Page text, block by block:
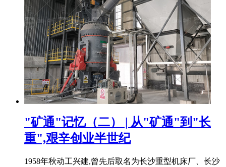
"矿通"记忆（二） | 从"矿通"到"长
重",艰辛创业半世纪
1958年秋动工兴建,曾先后取名为长沙重型机床厂、长沙